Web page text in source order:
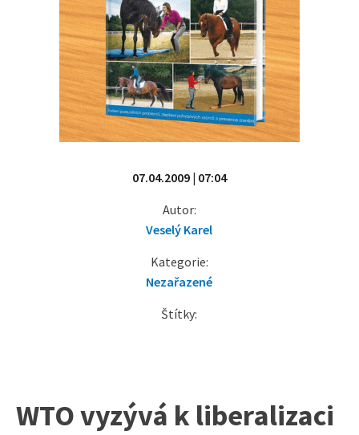
07.04.2009 | 07:04
Autor:
Veselý Karel
Kategorie:
Nezařazené
Štítky:
WTO vyzývá k liberalizaci